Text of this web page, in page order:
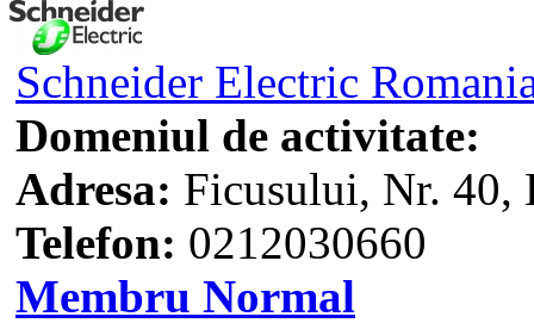
Schneider Electric
Domeniul de activitate:
Adresa: Ficusului, Nr. 40,
Telefon: 0212030660
Membru Normal